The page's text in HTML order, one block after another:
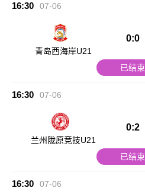
16:30 07-06
青岛西海岸U21
0:0
已结束
16:30 07-06
兰州陇原竞技U21
0:2
已结束
16:30 07-06